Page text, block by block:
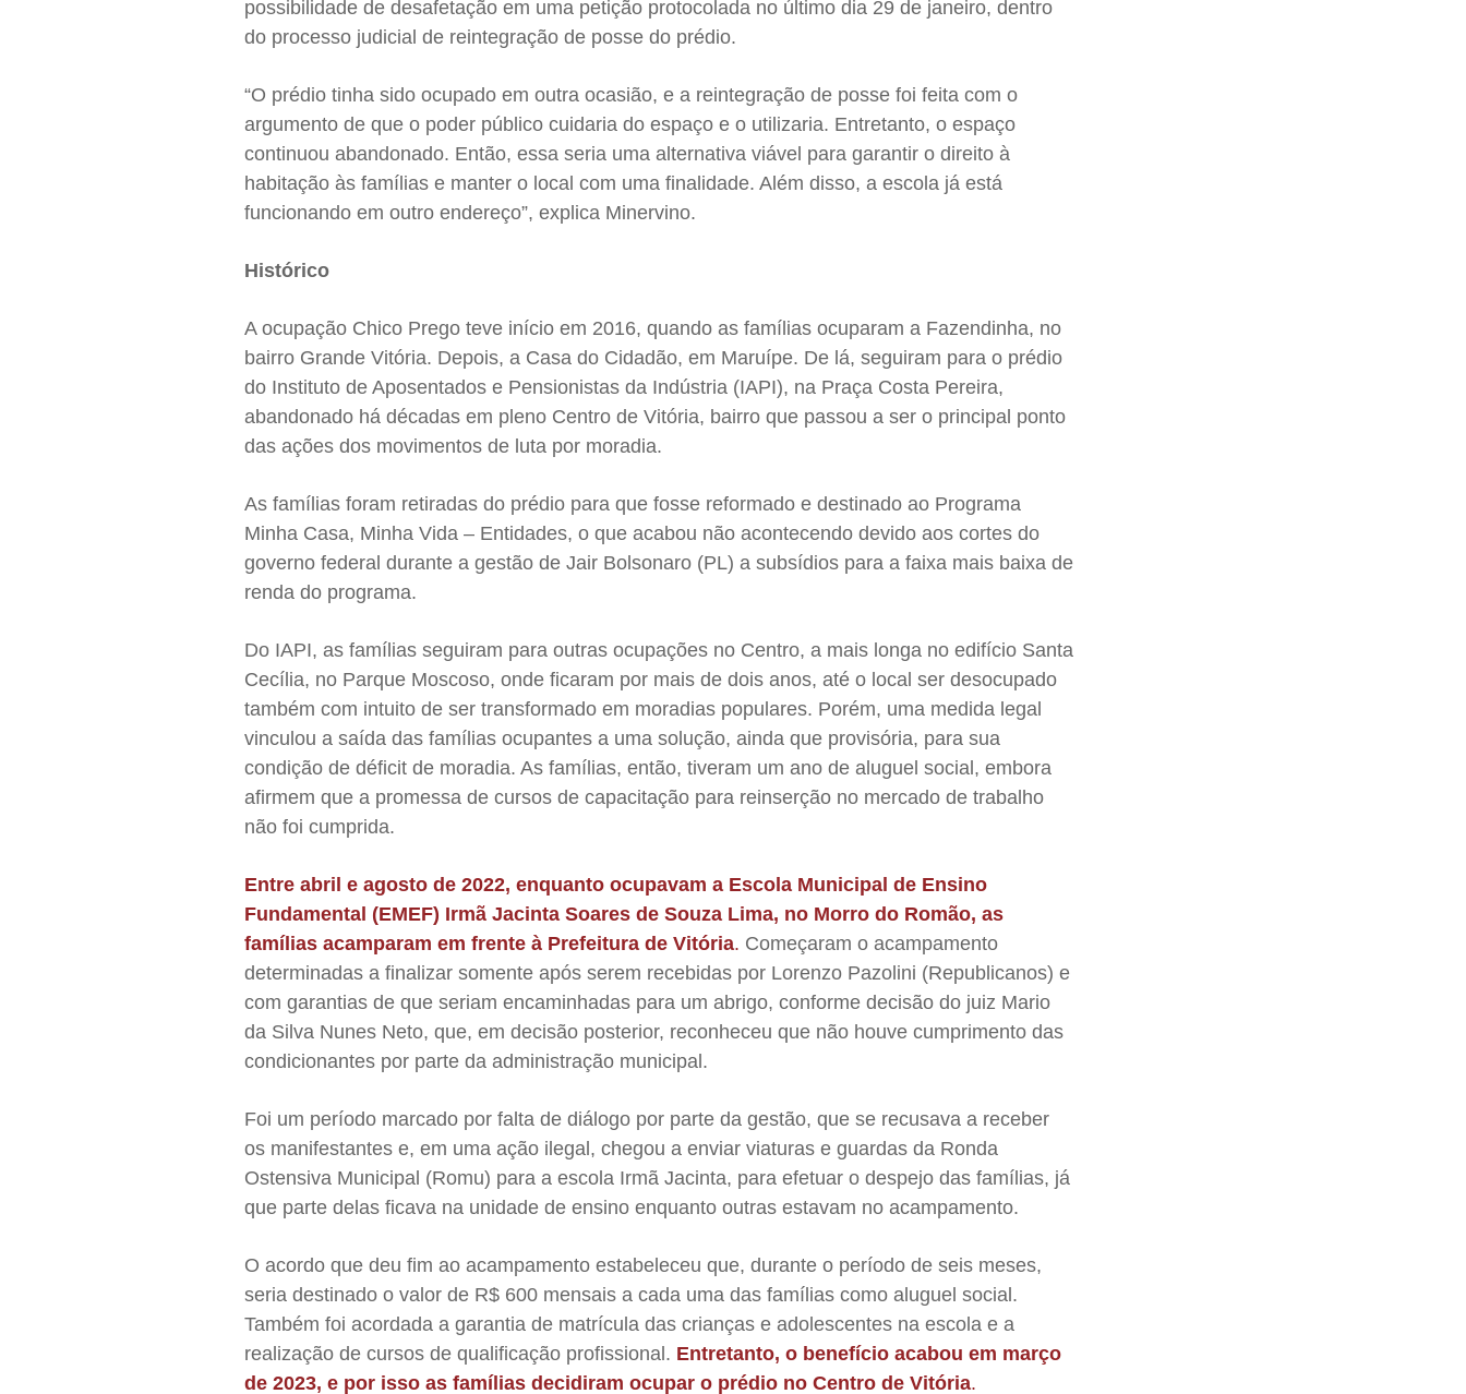
possibilidade de desafetação em uma petição protocolada no último dia 29 de janeiro, dentro
do processo judicial de reintegração de posse do prédio.
“O prédio tinha sido ocupado em outra ocasião, e a reintegração de posse foi feita com o
argumento de que o poder público cuidaria do espaço e o utilizaria. Entretanto, o espaço
continuou abandonado. Então, essa seria uma alternativa viável para garantir o direito à
habitação às famílias e manter o local com uma finalidade. Além disso, a escola já está
funcionando em outro endereço”, explica Minervino.
Histórico
A ocupação Chico Prego teve início em 2016, quando as famílias ocuparam a Fazendinha, no
bairro Grande Vitória. Depois, a Casa do Cidadão, em Maruípe. De lá, seguiram para o prédio
do Instituto de Aposentados e Pensionistas da Indústria (IAPI), na Praça Costa Pereira,
abandonado há décadas em pleno Centro de Vitória, bairro que passou a ser o principal ponto
das ações dos movimentos de luta por moradia.
As famílias foram retiradas do prédio para que fosse reformado e destinado ao Programa
Minha Casa, Minha Vida – Entidades, o que acabou não acontecendo devido aos cortes do
governo federal durante a gestão de Jair Bolsonaro (PL) a subsídios para a faixa mais baixa de
renda do programa.
Do IAPI, as famílias seguiram para outras ocupações no Centro, a mais longa no edifício Santa
Cecília, no Parque Moscoso, onde ficaram por mais de dois anos, até o local ser desocupado
também com intuito de ser transformado em moradias populares. Porém, uma medida legal
vinculou a saída das famílias ocupantes a umasolução, ainda que provisória, para sua
condição de déficit de moradia. As famílias, então, tiveram um ano de aluguel social, embora
afirmem que a promessa de cursos de capacitação para reinserção no mercado de trabalho
não foi cumprida.
Entre abril e agosto de 2022, enquanto ocupavam a Escola Municipal de Ensino
Fundamental (EMEF) Irmã Jacinta Soares de Souza Lima, no Morro do Romão, as
famílias acamparam em frente à Prefeitura de Vitória. Começaram o acampamento
determinadas a finalizar somente após serem recebidas por Lorenzo Pazolini (Republicanos) e
com garantias de que seriam encaminhadas para um abrigo, conforme decisão do juiz Mario
da Silva Nunes Neto, que, em decisão posterior, reconheceu que não houve cumprimento das
condicionantes por parte da administração municipal.
Foi um período marcado por falta de diálogo por parte da gestão, que se recusava a receber
os manifestantes e, em uma ação ilegal, chegou a enviar viaturas e guardas da Ronda
Ostensiva Municipal (Romu) para a escola Irmã Jacinta, para efetuar o despejo das famílias, já
que parte delas ficava na unidade de ensino enquanto outras estavam no acampamento.
O acordo que deu fim ao acampamento estabeleceu que, durante o período de seis meses,
seria destinado o valor de R$ 600 mensais a cada uma das famílias como aluguel social.
Também foi acordada a garantia de matrícula das crianças e adolescentes na escola e a
realização de cursos de qualificação profissional. Entretanto, o benefício acabou em março
de 2023, e por isso as famílias decidiram ocupar o prédio no Centro de Vitória.